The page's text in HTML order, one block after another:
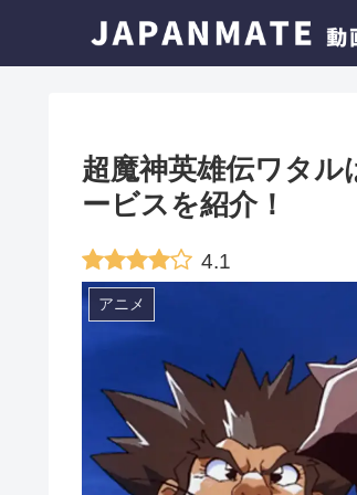
超魔神英雄伝ワタ
ービスを紹介！
4.1
アニメ